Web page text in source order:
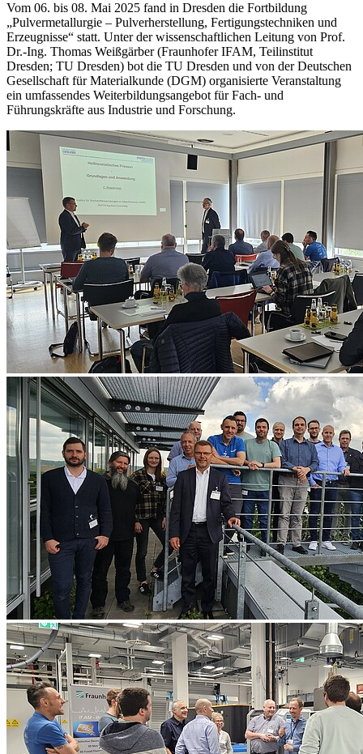
Vom 06. bis 08. Mai 2025 fand in Dresden die Fortbildung
„Pulvermetallurgie – Pulverherstellung, Fertigungstechniken und
Erzeugnisse“ statt. Unter der wissenschaftlichen Leitung von Prof.
Dr.-Ing. Thomas Weißgärber (Fraunhofer IFAM, Teilinstitut
Dresden; TU Dresden) bot die TU Dresden und von der Deutschen
Gesellschaft für Materialkunde (DGM) organisierte Veranstaltung
ein umfassendes Weiterbildungsangebot für Fach- und
Führungskräfte aus Industrie und Forschung.